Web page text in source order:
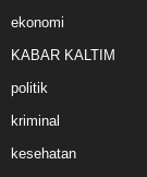
ekonomi
KABAR KALTIM
politik
kriminal
kesehatan